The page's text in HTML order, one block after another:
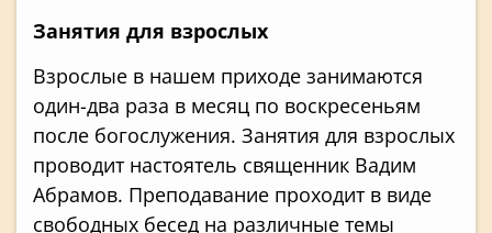
Занятия для взрослых
Взрослые в нашем приходе занимаются
один-два раза в месяц по воскресеньям
после богослужения. Занятия для взрослых
проводит настоятель священник Вадим
Абрамов. Преподавание проходит в виде
свободных бесед на различные темы